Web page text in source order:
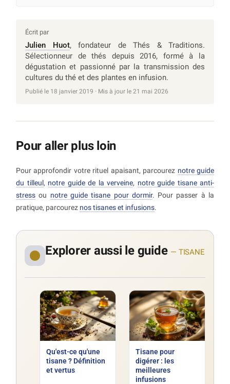
Écrit par
Julien Huot, fondateur de Thés & Traditions.
Sélectionneur de thés depuis 2016, formé à la
dégustation et passionné par la transmission des
cultures du thé et des plantes en infusion.
Publié le 18 janvier 2019 · Mis à jour le 21 mai 2026
Pour aller plus loin
Pour approfondir votre rituel apaisant, parcourez notre guide
du tilleul, notre guide de la verveine, notre guide tisane anti-
stress ou notre guide tisane pour dormir. Pour passer à la
pratique, parcourez nos tisanes et infusions.
Explorer aussi le guide — TISANE
Qu'est-ce qu'une
tisane ? Définition
et vertus
Tisane pour
digérer : les
meilleures
infusions